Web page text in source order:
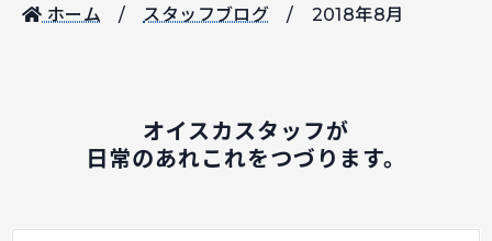
ホーム スタッフブログ 2018年8月
オイスカスタッフが
日常のあれこれをつづります。